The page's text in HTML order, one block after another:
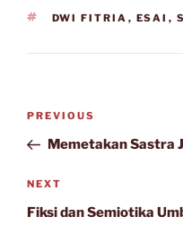
TAGS
DWI FITRIA , ESAI ,
Post
Previous
Post
PREVIOUS
Memetakan Sastra
Next
Post
NEXT
Fiksi dan Semiotika